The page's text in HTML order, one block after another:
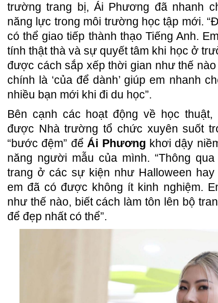
trường trang bị, Ái Phương đã nhanh
năng lực trong môi trường học tập mới.
có thể giao tiếp thành thạo Tiếng Anh.
tính thật thà và sự quyết tâm khi học ở
được cách sắp xếp thời gian như thế
chính là ‘của để dành’ giúp em nhanh
nhiều bạn mới khi đi du học”.
Bên cạnh các hoạt động về học
được Nhà trường tổ chức xuyên suốt
“bước đệm” đểÁi Phương khơi dậy
năng người mẫu của mình. “Thông
trang ở các sự kiện như Halloween
em đã có được không ít kinh nghiệm.
như thế nào, biết cách làm tôn lên bộ
để đẹp nhất có thể”.